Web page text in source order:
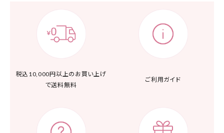
税込10,000円以上の お買い上げ
で送料無料
ご利用ガイド